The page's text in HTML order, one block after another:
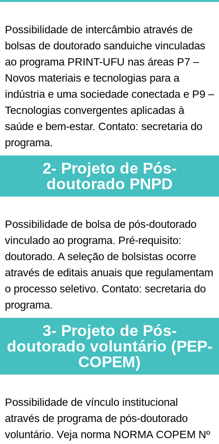
Possibilidade de intercâmbio através de
bolsas de doutorado sanduiche vinculadas
ao programa PRINT-UFU nas áreas P7 –
Novos materiais e tecnologias para a
indústria e uma sociedade conectada e P9 –
Tecnologias convergentes aplicadas à
saúde e bem-estar. Contato: secretaria do
programa.
2- Projeto de Pós-
doutorado PNPD
Possibilidade de bolsa de pós-doutorado
vinculado ao programa. Pré-requisito:
doutorado. A seleção de bolsistas ocorre
através de editais anuais que regulamentam
o processo seletivo. Contato: secretaria do
programa.
3- Projeto de Pós-
doutorado voluntário (PEP-
COPEM)
Possibilidade de vínculo institucional
através de programa de pós-doutorado
voluntário. Veja norma NORMA COPEM Nº